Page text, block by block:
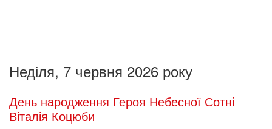
Неділя, 7 червня 2026 року
День народження Героя Небесної Сотні
Віталія Коцюби